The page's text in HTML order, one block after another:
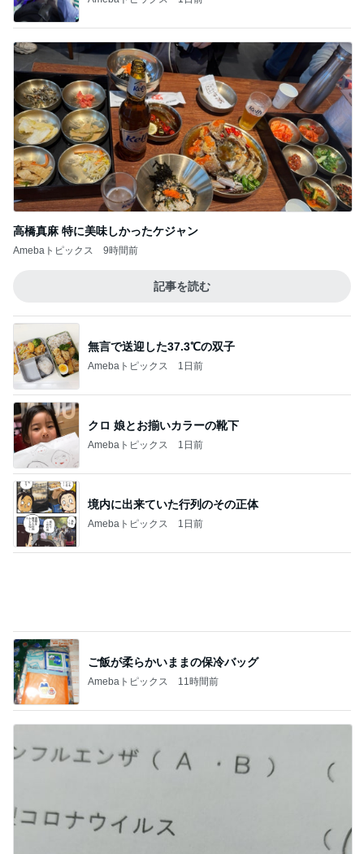
鎮痛剤が効かず検査したまさかの結果
Amebaトピックス 1日前
記事を読む
20年以上使って気付いた自動製氷機能
Amebaトピックス 1日前